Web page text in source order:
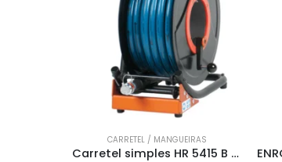
CARRETEL / MANGUEIRAS
Carretel simples HR 5415 B Holmatro